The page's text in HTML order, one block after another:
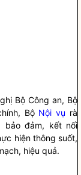
Bộ Công an, Bộ
Bộ Nội vụ rà
bảo đảm, kết nối
hiện thông suốt,
hiệu quả.